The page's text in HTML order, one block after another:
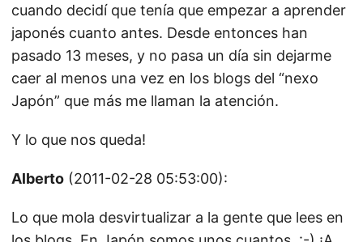
cuando decidí que tenía que empezar a aprender
japonés cuanto antes. Desde entonces han
pasado 13 meses, y no pasa un día sin dejarme
caer al menos una vez en los blogs del “nexo
Japón” que más me llaman la atención.
Y lo que nos queda!
Alberto (2011-02-28 05:53:00):
Lo que mola desvirtualizar a la gente que lees en